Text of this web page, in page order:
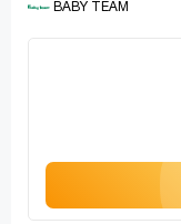
BABY TEAM